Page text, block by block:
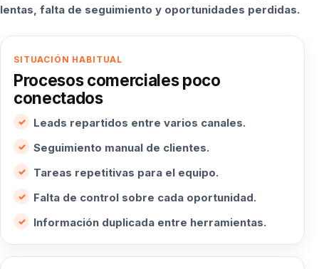
lentas, falta de seguimiento y oportunidades perdidas.
SITUACIÓN HABITUAL
Procesos comerciales poco
conectados
Leads repartidos entre varios canales.
Seguimiento manual de clientes.
Tareas repetitivas para el equipo.
Falta de control sobre cada oportunidad.
Información duplicada entre herramientas.